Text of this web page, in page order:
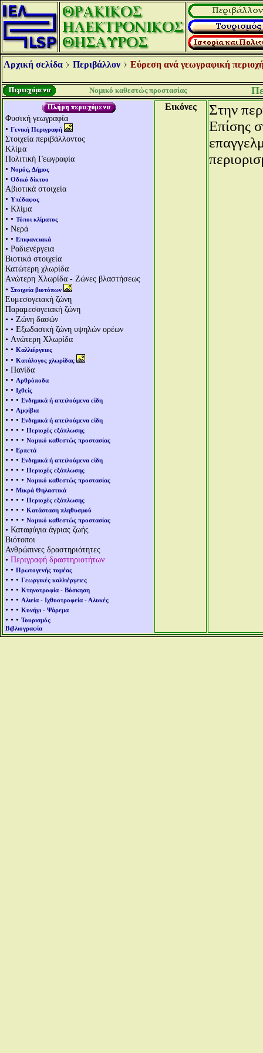
Αρχική σελίδα Περιβάλλον Εύρεση ανά γεωγραφική
Νομικό καθεστώς προστασίας
Φυσική γεωγραφία
• Γενική Περιγραφή
Στοιχεία περιβάλλοντος
Κλίμα
Πολιτική Γεωγραφία
• Νομός, Δήμος
• Οδικό δίκτυο
Αβιοτικά στοιχεία
• Υπέδαφος
• Κλίμα
• • Τύποι κλίματος
• Νερά
• • Επιφανειακά
• Ραδιενέργεια
Βιοτικά στοιχεία
Κατώτερη χλωρίδα
Aνώτερη Χλωρίδα - Ζώνες βλαστήσεως
• Στοιχεία βιοτόπων
Ευμεσογειακή ζώνη
Παραμεσογειακή ζώνη
• • Ζώνη δασών
• • Εξωδασική ζώνη υψηλών ορέων
• Aνώτερη Χλωρίδα
• • Καλλιέργειες
• • Κατάλογος χλωρίδας
• Πανίδα
• • Αρθρόποδα
• • Ιχθείς
• • • Ενδημικά ή απειλούμενα είδη
• • Αμφίβια
• • • Ενδημικά ή απειλούμενα είδη
• • • • Περιοχές εξάπλωσης
• • • • Νομικό καθεστώς προστασίας
• • Ερπετά
• • • Ενδημικά ή απειλούμενα είδη
• • • • Περιοχές εξάπλωσης
• • • • Νομικό καθεστώς προστασίας
• • Μικρά Θηλαστικά
• • • • Περιοχές εξάπλωσης
• • • • Κατάσταση πληθυσμού
• • • • Νομικό καθεστώς προστασίας
• Καταφύγια άγριας ζωής
Βιότοποι
Ανθρώπινες δραστηριότητες
• Περιγραφή δραστηριοτήτων
• • Πρωτογενής τομέας
• • • Γεωργικές καλλιέργειες
• • • Κτηνοτροφία - Βόσκηση
• • • Αλιεία - Ιχθυοτροφεία - Αλυκές
• • • Κυνήγι - Ψάρεμα
• • • Τουρισμός
Βιβλιογραφία
Εικόνες
Στην
Επίσης